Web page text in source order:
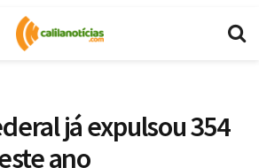
já expulsou 354
ano